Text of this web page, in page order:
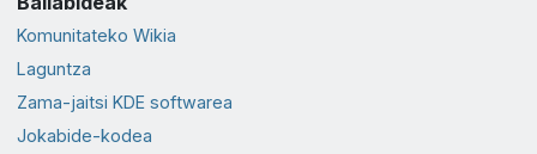
Komunitateko Wikia
Laguntza
Zama-jaitsi KDE softwarea
Jokabide-kodea